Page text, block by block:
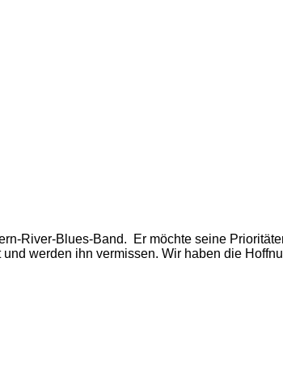
River-Blues-Band. Er möchte seine
werden ihn vermissen. Wir haben die